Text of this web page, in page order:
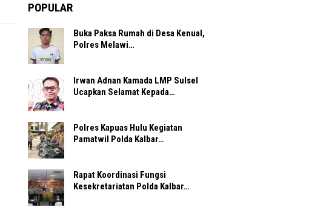
POPULAR
Buka Paksa Rumah di Desa Kenual,
Polres Melawi…
Irwan Adnan Kamada LMP Sulsel
Ucapkan Selamat Kepada…
Polres Kapuas Hulu Kegiatan
Pamatwil Polda Kalbar…
Rapat Koordinasi Fungsi
Kesekretariatan Polda Kalbar…